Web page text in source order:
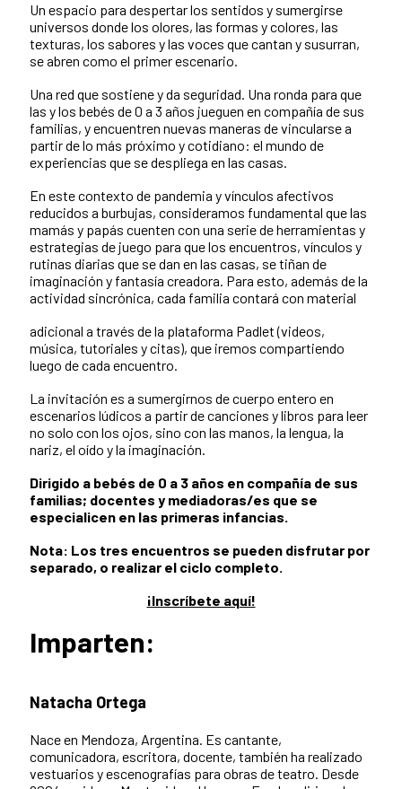
Un espacio para despertar los sentidos y sumergirse
universos donde los olores, las formas y colores, las
texturas, los sabores y las voces que cantan y susurran,
se abren como el primer escenario.
Una red que sostiene y da seguridad. Una ronda para que
las y los bebés de 0 a 3 años jueguen en compañía de sus
familias, y encuentren nuevas maneras de vincularse a
partir de lo más próximo y cotidiano: el mundo de
experiencias que se despliega en las casas.
En este contexto de pandemia y vínculos afectivos
reducidos a burbujas, consideramos fundamental que las
mamás y papás cuenten con una serie de herramientas y
estrategias de juego para que los encuentros, vínculos y
rutinas diarias que se dan en las casas, se tiñan de
imaginación y fantasía creadora. Para esto, además de la
actividad sincrónica, cada familia contará con material
adicional a través de la plataforma Padlet (videos,
música, tutoriales y citas), que iremos compartiendo
luego de cada encuentro.
La invitación es a sumergirnos de cuerpo entero en
escenarios lúdicos a partir de canciones y libros para leer
no solo con los ojos, sino con las manos, la lengua, la
nariz, el oído y la imaginación.
Dirigido a bebés de 0 a 3 años en compañía de sus
familias; docentes y mediadoras/es que se
especialicen en las primeras infancias.
Nota: Los tres encuentros se pueden disfrutar por
separado, o realizar el ciclo completo.
¡Inscríbete aquí!
Imparten:
Natacha Ortega
Nace en Mendoza, Argentina. Es cantante,
comunicadora, escritora, docente, también ha realizado
vestuarios y escenografías para obras de teatro. Desde